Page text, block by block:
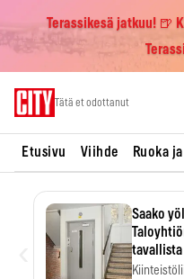
Terassikesä jatkuu! 🍺
Tätä et odottanut
Etusivu Viihde Ruoka
Saako
tavallista